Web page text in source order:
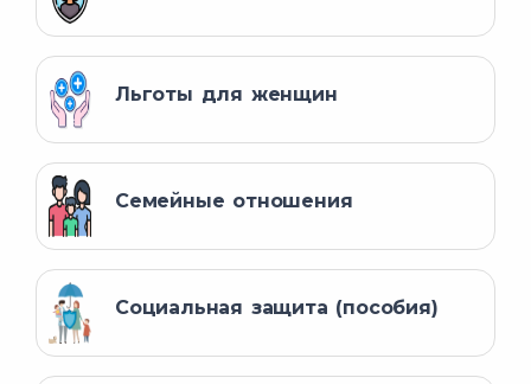
Льготы для женщин
Семейные отношения
Социальная защита (пособия)